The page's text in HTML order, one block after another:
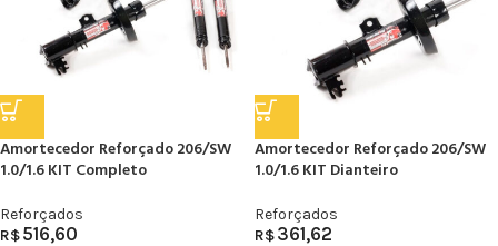
Amortecedor Reforçado 206/SW
1.0/1.6 KIT Completo
Reforçados
R$516,60
Amortecedor Reforçado 206/SW
1.0/1.6 KIT Dianteiro
Reforçados
R$361,62